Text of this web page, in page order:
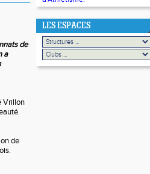
de
a
Vrillon
de
LES ESPACES